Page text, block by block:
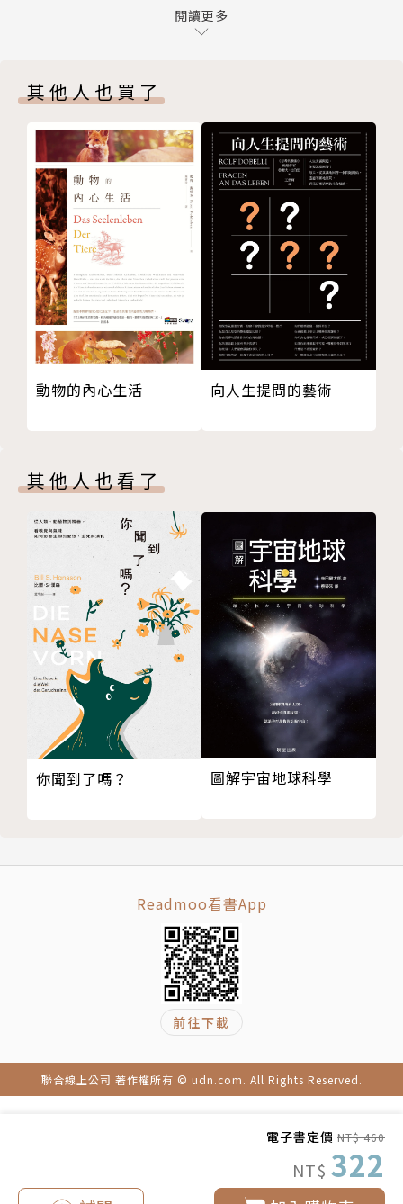
電子書定價 NT$ 460
NT$ 322
科學與哲思的旅程中，以飽含知性與詩意的文字，帶領
纏的思想歷史。帶我們從整體的角度，思索「自我」在
這個複雜世界中的細緻意義。
《複雜之美》是一本獻給複雜心靈的澄明之書。它帶我
們瞭解這個複雜世界的一致原理，也引導我們看見自己
存在的本質，喚醒日常生活中無所不在的奇蹟和意義。
第七章 次原子層級：量子奇異性
第三篇 意識
第十章 維也納學派和科學經驗主義
第十一章 哥德爾和形式邏輯
第十二章 形上學再度登場：基礎覺察
後記
致謝
參考書目
延伸閱讀
圖片來源
版權
閱讀更多
其他人也買了
動物的內心生活 向人生提問的藝術
其他人也看了
你聞到了嗎？ 圖解宇宙地球科學
Readmoo看書App
前往下載
聯合線上公司 著作權所有 © udn.com. All Rights Reserved.